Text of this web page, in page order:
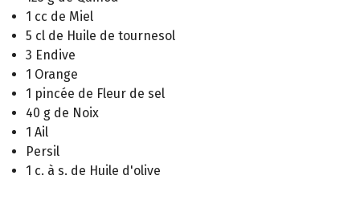
1 cc de Miel
5 cl de Huile de tournesol
3 Endive
1 Orange
1 pincée de Fleur de sel
40 g de Noix
1 Ail
Persil
1 c. à s. de Huile d'olive